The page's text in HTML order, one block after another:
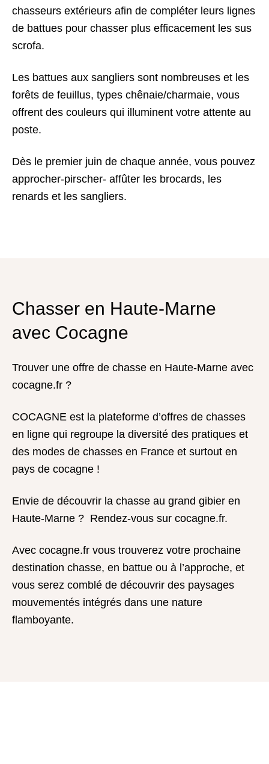
chasseurs extérieurs afin de compléter leurs lignes
de battues pour chasser plus efficacement les sus
scrofa.
Les battues aux sangliers sont nombreuses et les
forêts de feuillus, types chênaie/charmaie, vous
offrent des couleurs qui illuminent votre attente au
poste.
Dès le premier juin de chaque année, vous pouvez
approcher-pirscher- affûter les brocards, les
renards et les sangliers.
Chasser en Haute-Marne
avec Cocagne
Trouver une offre de chasse en Haute-Marne avec
cocagne.fr ?
COCAGNE est la plateforme d’offres de chasses
en ligne qui regroupe la diversité des pratiques et
des modes de chasses en France et surtout en
pays de cocagne !
Envie de découvrir la chasse au grand gibier en
Haute-Marne ? Rendez-vous sur cocagne.fr.
Avec cocagne.fr vous trouverez votre prochaine
destination chasse, en battue ou à l’approche, et
vous serez comblé de découvrir des paysages
mouvementés intégrés dans une nature
flamboyante.